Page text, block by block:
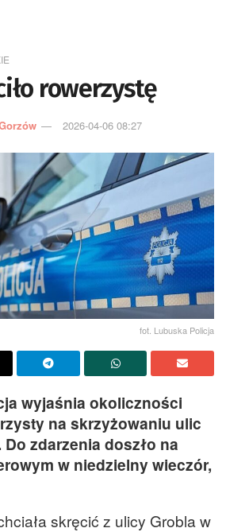
rowerzystę
2026-04-06 08:27
fot. Lubuska Policja
wyjaśnia okoliczności
na skrzyżowaniu ulic
zdarzenia doszło na
w niedzielny wieczór,
skręcić z ulicy Grobla w